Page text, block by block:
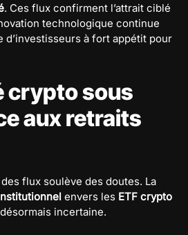
. Ces flux confirment l’attrait ciblé
technologique continue
d’investisseurs à fort appétit pour
crypto sous
aux retraits
flux soulève des doutes. La
envers les ETF crypto
incertaine.